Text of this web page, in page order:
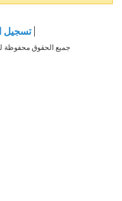
تسجيل
جميع الحقوق محفوظة لـ